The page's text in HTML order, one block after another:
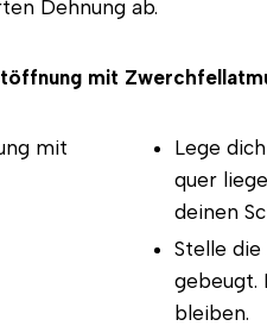
Dehnung ab.
mit
Lege
quer
deinen
Stelle
gebeugt.
bleiben.